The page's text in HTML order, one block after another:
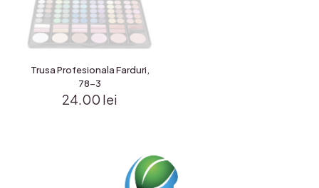
Trusa Profesionala Farduri,
78-3
24.00 lei